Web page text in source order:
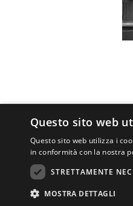
Questo sito web
Questo sito web utilizza i
in conformità con la nostra
STRETTAMENTE
MOSTRA DETTAGLI